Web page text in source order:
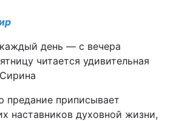
день — с вечера
читается удивительная
предание приписывает
наставников духовной жизни,